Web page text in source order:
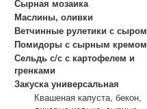
Сырная мозаика
Маслины, оливки
Ветчинные рулетики с сыром
Помидоры с сырным кремом
Сельдь с/с с картофелем и
гренками
Закуска универсальная
Квашеная капуста, бекон,